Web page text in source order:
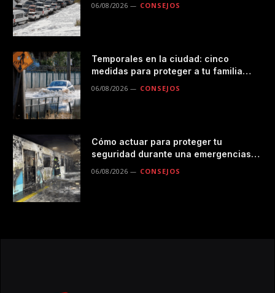
06/08/2026 CONSEJOS
Temporales en la ciudad: cinco
medidas para proteger a tu familia
06/08/2026 CONSEJOS
Cómo actuar para proteger tu
seguridad durante una emergencias
06/08/2026 CONSEJOS